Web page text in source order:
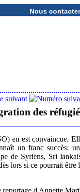
Nous contacter
des
en est convaincue.
un franc succès:
de Syriens, Sri
lors si ce pourrait être
reportage d'Annette